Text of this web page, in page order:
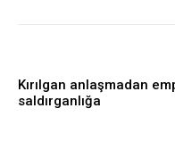
Kırılgan anlaşmadan
saldırganlığa